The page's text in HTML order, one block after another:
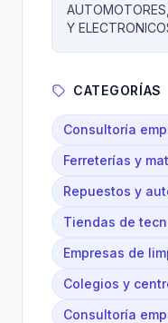
Y
CATEGORÍAS
Consultoría
Ferreterías y
Repuestos y
Tiendas de
Empresas de
Colegios y
Consultoría